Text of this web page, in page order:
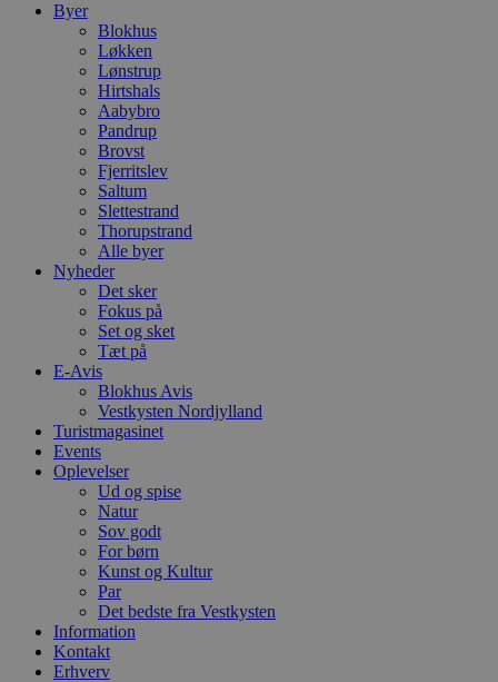
Byer
Blokhus
Løkken
Lønstrup
Hirtshals
Aabybro
Pandrup
Brovst
Fjerritslev
Saltum
Slettestrand
Thorupstrand
Alle byer
Nyheder
Det sker
Fokus på
Set og sket
Tæt på
E-Avis
Blokhus Avis
Vestkysten Nordjylland
Turistmagasinet
Events
Oplevelser
Ud og spise
Natur
Sov godt
For børn
Kunst og Kultur
Par
Det bedste fra Vestkysten
Information
Kontakt
Erhverv